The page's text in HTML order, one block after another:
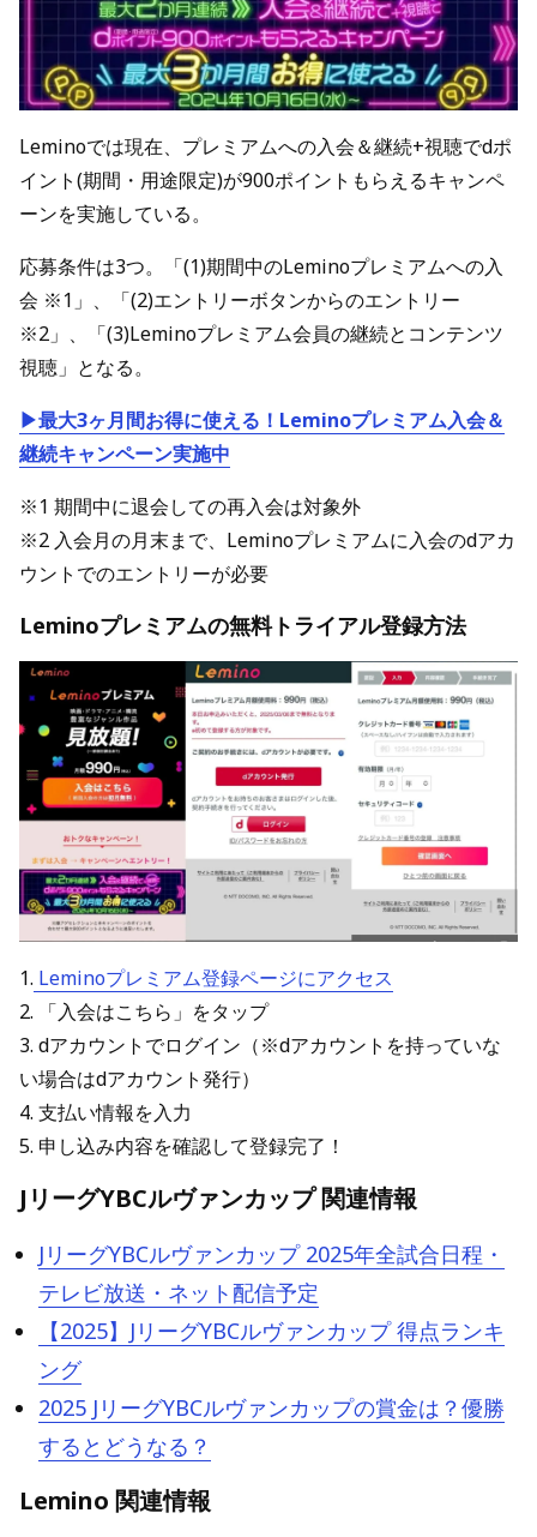
Leminoでは現在、プレミアムへの入会＆継続+視聴でdポ
イント(期間・用途限定)が900ポイントもらえるキャンペ
ーンを実施している。
応募条件は3つ。「(1)期間中のLeminoプレミアムへの入
会 ※1」、「(2)エントリーボタンからのエントリー
※2」、「(3)Leminoプレミアム会員の継続とコンテンツ
視聴」となる。
▶最大3ヶ月間お得に使える！Leminoプレミアム入会＆
継続キャンペーン実施中
※1 期間中に退会しての再入会は対象外
※2 入会月の月末まで、Leminoプレミアムに入会のdアカ
ウントでのエントリーが必要
Leminoプレミアムの無料トライアル登録方法
1. Leminoプレミアム登録ページにアクセス
2. 「入会はこちら」をタップ
3. dアカウントでログイン（※dアカウントを持っていな
い場合はdアカウント発行）
4. 支払い情報を入力
5. 申し込み内容を確認して登録完了！
JリーグYBCルヴァンカップ 関連情報
JリーグYBCルヴァンカップ 2025年全試合日程・
テレビ放送・ネット配信予定
【2025】JリーグYBCルヴァンカップ 得点ランキ
ング
2025 JリーグYBCルヴァンカップの賞金は？優勝
するとどうなる？
Lemino 関連情報